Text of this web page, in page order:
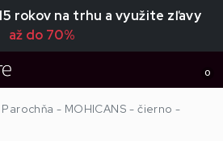
rokov na trhu a využite zľavy
až do 70%
0
Parochňa - MOHICANS - čierno -